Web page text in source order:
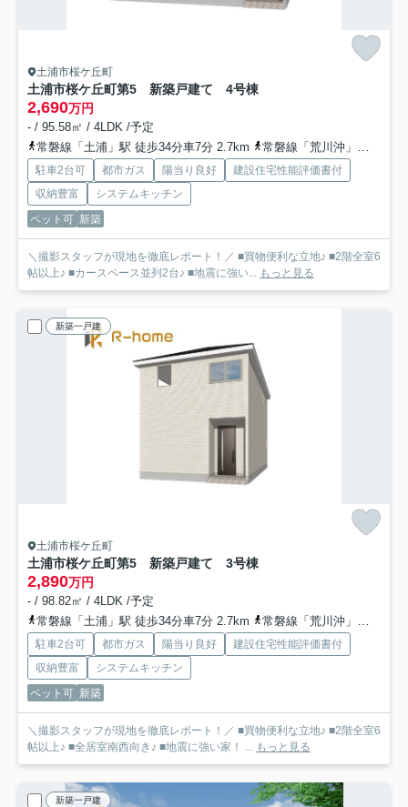
土浦市桜ケ丘町
土浦市桜ケ丘町第5 新築戸建て 4号棟
2,690万円
- / 95.58㎡ / 4LDK /予定
常磐線「土浦」駅 徒歩34分車7分 2.7km
常磐線「荒川沖」駅 徒歩60分車12分 4.8km
駐車2台可 都市ガス 陽当り良好
建設住宅性能評価書付
収納豊富
システムキッチン
ペット可 新築
＼撮影スタッフが現地を徹底レポート！／ ■買物便利な立地♪ ■2階全室6
帖以上♪ ■カースペース並列2台♪ ■地震に強い... もっと見る
新築一戸建
土浦市桜ケ丘町
土浦市桜ケ丘町第5 新築戸建て 3号棟
2,890万円
- / 98.82㎡ / 4LDK /予定
常磐線「土浦」駅 徒歩34分車7分 2.7km
常磐線「荒川沖」駅 徒歩60分車12分 4.8km
駐車2台可 都市ガス 陽当り良好
建設住宅性能評価書付
収納豊富
システムキッチン
ペット可 新築
＼撮影スタッフが現地を徹底レポート！／ ■買物便利な立地♪ ■2階全室6
帖以上♪ ■全居室南西向き♪ ■地震に強い家！ ... もっと見る
新築一戸建